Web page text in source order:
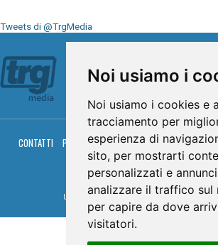
Noi usiamo i
Noi usiamo i cookies e
tracciamento per
esperienza di
sito, per mostrarti
personalizzati e
analizzare il traffico sul
per capire da dove
visitatori.
Tweets di @TrgMedia
CONTATTI PRIVACY COOKIES PALINSESTO
RGM HITRADIO
© TRG Media 2005-2026
Umbria Televisioni s.r.l. - P.I.00496230541 -